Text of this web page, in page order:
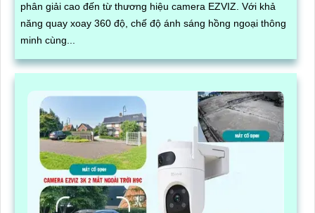
phân giải cao đến từ thương hiệu camera EZVIZ. Với khả
năng quay xoay 360 độ, chế độ ánh sáng hồng ngoại thông
minh cùng...